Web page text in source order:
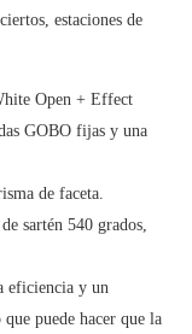
estaciones de
Open + Effect
GOBO fijas y una
de faceta.
sartén 540 grados,
eficiencia y un
puede hacer que la